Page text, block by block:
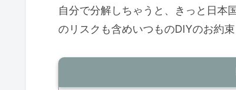
自分で分解しちゃうと、きっと日本
のリスクも含めいつものDIYのお約